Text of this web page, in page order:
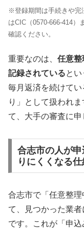
※登録期間は手続きや完
はCIC（0570-666-414）
確認ください。
重要なのは、 任意整
記録されていると
毎月返済を続けて
り」として扱われ
て、大手の審査に申
合志市の人が
りにくくなる
合志市で「任意整
て、見つかった業
です。これが「申